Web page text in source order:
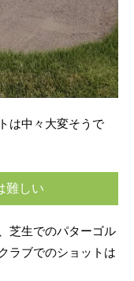
は中々大変そうで
難しい
芝生でのパターゴル
ラブでのショットは